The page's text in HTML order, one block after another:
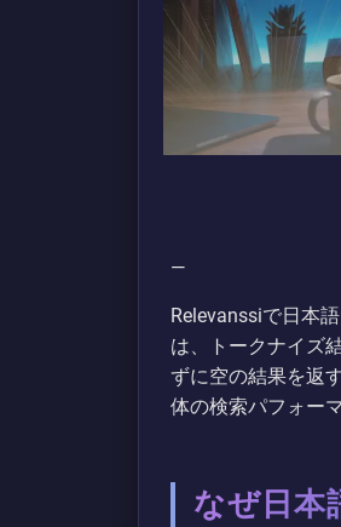
—
Relevanssiで日本
は、トークナイズ
ずに空の結果を返
体の検索パフォー
なぜ日本